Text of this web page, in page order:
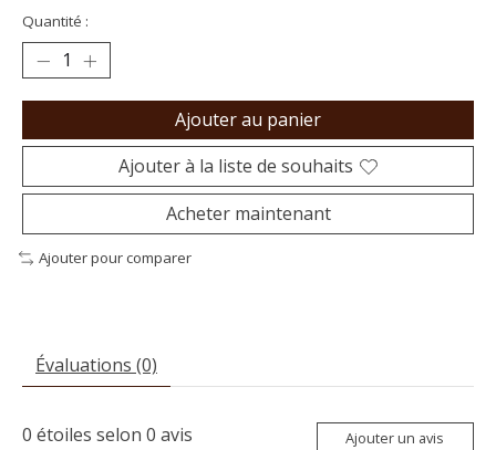
Quantité :
Ajouter au panier
Ajouter à la liste de souhaits
Acheter maintenant
Ajouter pour comparer
Évaluations (0)
0 étoiles selon 0 avis Ajouter un avis